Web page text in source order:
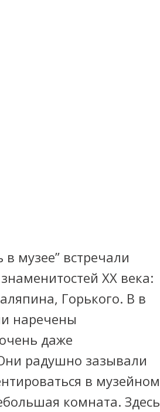
музее” встречали
XX века:
Горького. В в
наречены
даже
радушно зазывали
в музейном
комната. Здесь